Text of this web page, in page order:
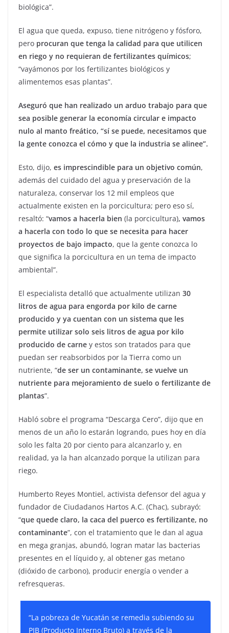
biológica”.
El agua que queda, expuso, tiene nitrógeno y fósforo,
pero procuran que tenga la calidad para que utilicen
en riego y no requieran de fertilizantes químicos;
“vayámonos por los fertilizantes biológicos y
alimentemos esas plantas”.
Aseguró que han realizado un arduo trabajo para que
sea posible generar la economía circular e impacto
nulo al manto freático, “sí se puede, necesitamos que
la gente conozca el cómo y que la industria se alinee”.
Esto, dijo, es imprescindible para un objetivo común,
además del cuidado del agua y preservación de la
naturaleza, conservar los 12 mil empleos que
actualmente existen en la porcicultura; pero eso sí,
resaltó: “vamos a hacerla bien (la porcicultura), vamos
a hacerla con todo lo que se necesita para hacer
proyectos de bajo impacto, que la gente conozca lo
que significa la porcicultura en un tema de impacto
ambiental”.
El especialista detalló que actualmente utilizan 30
litros de agua para engorda por kilo de carne
producido y ya cuentan con un sistema que les
permite utilizar solo seis litros de agua por kilo
producido de carne y estos son tratados para que
puedan ser reabsorbidos por la Tierra como un
nutriente, “de ser un contaminante, se vuelve un
nutriente para mejoramiento de suelo o fertilizante de
plantas”.
Habló sobre el programa “Descarga Cero”, dijo que en
menos de un año lo estarán logrando, pues hoy en día
solo les falta 20 por ciento para alcanzarlo y, en
realidad, ya la han alcanzado porque la utilizan para
riego.
Humberto Reyes Montiel, activista defensor del agua y
fundador de Ciudadanos Hartos A.C. (Chac), subrayó:
“que quede claro, la caca del puerco es fertilizante, no
contaminante”, con el tratamiento que le dan al agua
en mega granjas, abundó, logran matar las bacterias
presentes en el líquido y, al obtener gas metano
(dióxido de carbono), producir energía o vender a
refresqueras.
“La pobreza de Yucatán se remedia subiendo su
PIB (Producto Interno Bruto) a través de la